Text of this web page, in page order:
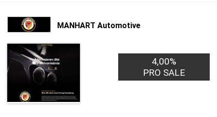
MANHART Automotive
4,00%
PRO SALE